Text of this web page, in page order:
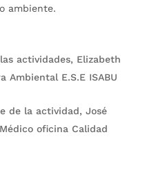
ambiente.
actividades, Elizabeth
Ambiental E.S.E ISABU
de la actividad, José
oficina Calidad